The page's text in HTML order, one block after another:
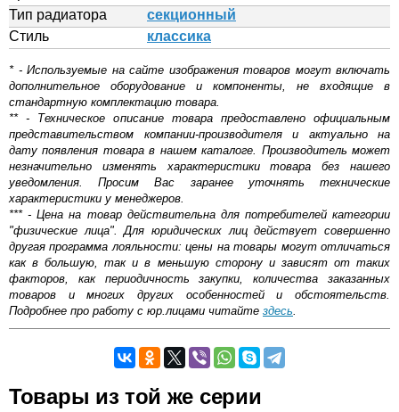
Тип радиатора
секционный
Стиль
классика
* - Используемые на сайте изображения товаров могут включать
дополнительное оборудование и компоненты, не входящие в
стандартную комплектацию товара.
** - Техническое описание товара предоставлено официальным
представительством компании-производителя и актуально на
дату появления товара в нашем каталоге. Производитель может
незначительно изменять характеристики товара без нашего
уведомления. Просим Вас заранее уточнять технические
характеристики у менеджеров.
*** - Цена на товар действительна для потребителей категории
"физические лица". Для юридических лиц действует совершенно
другая программа лояльности: цены на товары могут отличаться
как в большую, так и в меньшую сторону и зависят от таких
факторов, как периодичность закупки, количества заказанных
товаров и многих других особенностей и обстоятельств.
Подробнее про работу с юр.лицами читайте здесь
ОБЩИЙ РЕЙТИНГ
Товары из той же серии